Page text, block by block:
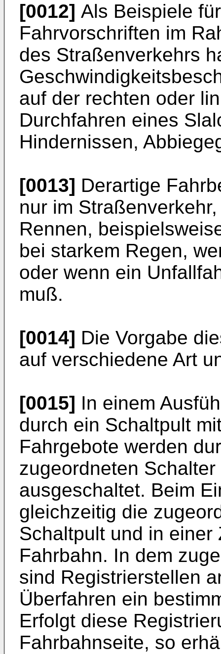
[0012] Als Beispiele
Fahrvorschriften im
des Straßenverkehrs
auf der rechten oder
Durchfahren eines
Hindernissen,
[0013] Derartige
nur im
Rennen,
bei starkem Regen,
oder wenn ein
muß.
[0014] Die Vorgabe
auf verschiedene Art
[0015] In einem
durch ein Schaltpult
Fahrgebote werden
zugeordneten
ausgeschaltet. Beim
gleichzeitig die
Schaltpult und in
Fahrbahn. In dem
sind Registrierstellen
Überfahren ein
Erfolgt diese
Fahrbahnseite, so